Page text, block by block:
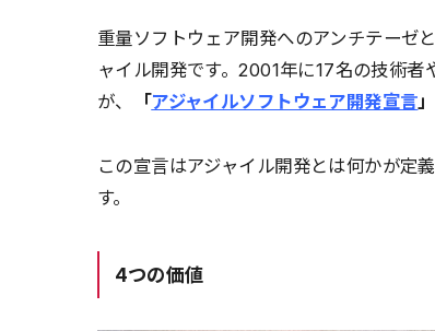
重量ソフトウェア開発へのアンチテーゼ
ャイル開発です。2001年に17名の技術
が、
「アジャイルソフトウェア開発宣言」
この宣言はアジャイル開発とは何かが定
す。
4つの価値